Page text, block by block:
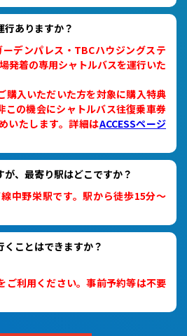
行ありますか？
デンパレス・TBCハウジングステ
発着の専用シャトルバスを運行いた
購入いただいた方を対象に購入特典
この機会にシャトルバス往復乗車券
いたします。詳細はACCESSページ
、最寄り駅はどこですか？
中野栄駅です。駅から徒歩15分～
くことはできますか？
ご利用ください。事前予約等は不要